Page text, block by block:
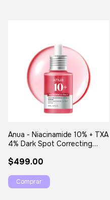
Anua - Niacinamide 10% + TXA
4% Dark Spot Correcting
$499.00